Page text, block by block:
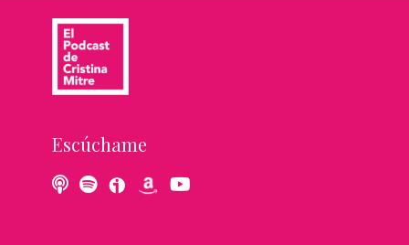
Escúchame